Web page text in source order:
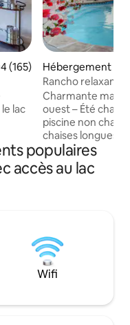
moyenne sur la
(165)
lac
et
en
Hébergement ⋅
egas
Rancho relaxant
bord de la
Charmante
ouest – Été chaud
piscine non
chaises longues,
4 télévisions.
confortables.
crème et du
complet et de lits
d'identité requis.
Eagan de
beaucoup plus de
Les tarifs
populaires
accès au lac
Wifi